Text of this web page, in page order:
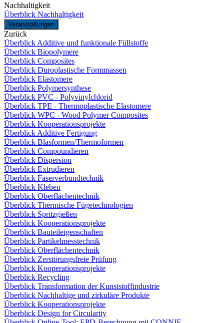
Nachhaltigkeit
Überblick Nachhaltigkeit
Veranstaltungen
Zurück
Überblick Additive und funktionale Füllstoffe
Überblick Biopolymere
Überblick Composites
Überblick Duroplastische Formmassen
Überblick Elastomere
Überblick Polymersynthese
Überblick PVC - Polyvinylchlorid
Überblick TPE - Thermoplastische Elastomere
Überblick WPC - Wood Polymer Composites
Überblick Kooperationsprojekte
Überblick Additive Fertigung
Überblick Blasformen/Thermoformen
Überblick Compoundieren
Überblick Dispersion
Überblick Extrudieren
Überblick Faserverbundtechnik
Überblick Kleben
Überblick Oberflächentechnik
Überblick Thermische Fügetechnologien
Überblick Spritzgießen
Überblick Kooperationsprojekte
Überblick Bauteileigenschaften
Überblick Partikelmesstechnik
Überblick Oberflächentechnik
Überblick Zerstörungsfreie Prüfung
Überblick Kooperationsprojekte
Überblick Recycling
Überblick Transformation der Kunststoffindustrie
Überblick Nachhaltige und zirkuläre Produkte
Überblick Kooperationsprojekte
Überblick Design for Circularity